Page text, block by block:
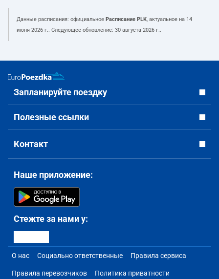
Данные расписания: официальное Расписание PLK, актуальное на 14
июня 2026 г.. Следующее обновление: 30 августа 2026 г..
Запланируйте поездку
Полезные ссылки
Контакт
Наше приложение:
Стежте за нами у:
О нас Социально ответственные Правила сервиса
Правила перевозчиков Политика приватности